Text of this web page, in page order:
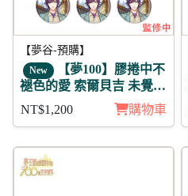
【夢谷-預購】
New 【夢100】膠捲中不
褪色的愛 索爾貝吉 未覺
徽章11入組
NT$1,200 購物車